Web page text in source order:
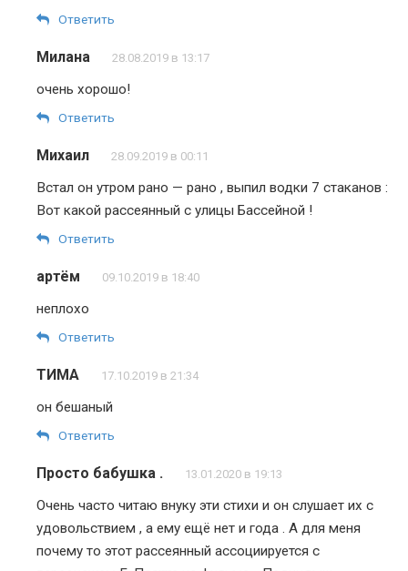
Ответить
Милана 28.08.2019 в 13:17
очень хорошо!
Ответить
Михаил 28.09.2019 в 00:11
Встал он утром рано — рано , выпил водки 7 стаканов :
Вот какой рассеянный с улицы Бассейной !
Ответить
артём 09.10.2019 в 18:40
неплохо
Ответить
ТИМА 17.10.2019 в 21:34
он бешаный
Ответить
Просто бабушка . 13.01.2020 в 19:13
Очень часто читаю внуку эти стихи и он слушает их с
удовольствием , а ему ещё нет и года . А для меня
почему то этот рассеянный ассоциируется с